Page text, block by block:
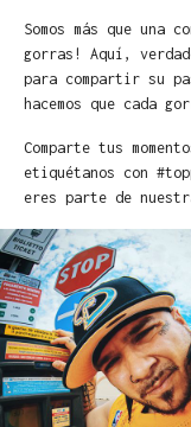
Somos más que una
gorras! Aquí,
para compartir su
hacemos que cada
Comparte tus
etiquétanos con
eres parte de